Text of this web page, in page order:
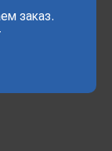
заказ.